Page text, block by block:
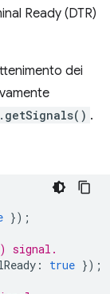
Ready (DTR)
dei
.
});
signal.
: true });